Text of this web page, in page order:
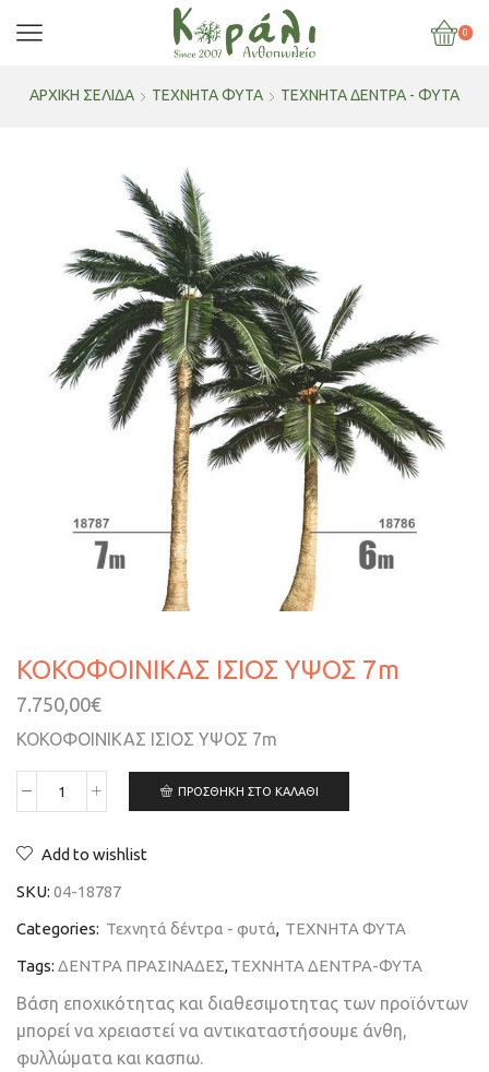
0
ΑΡΧΙΚΉ ΣΕΛΊΔΑ ΤΕΧΝΗΤΑ ΦΥΤΑ ΤΕΧΝΗΤΆ ΔΈΝΤΡΑ - ΦΥΤΆ
ΚΟΚΟΦΟΙΝΙΚΑΣ ΙΣΙΟΣ ΥΨΟΣ 7m
7.750,00€
ΚΟΚΟΦΟΙΝΙΚΑΣ ΙΣΙΟΣ ΥΨΟΣ 7m
ΠΡΟΣΘΉΚΗ ΣΤΟ ΚΑΛΆΘΙ
Add to wishlist
SKU: 04-18787
Categories: Τεχνητά δέντρα - φυτά, ΤΕΧΝΗΤΑ ΦΥΤΑ
Tags: ΔΕΝΤΡΑ ΠΡΑΣΙΝΑΔΕΣ,ΤΕΧΝΗΤΑ ΔΕΝΤΡΑ-ΦΥΤΑ
Βάση εποχικότητας και διαθεσιμοτητας των προϊόντων
μπορεί να χρειαστεί να αντικαταστήσουμε άνθη,
φυλλώματα και κασπω.